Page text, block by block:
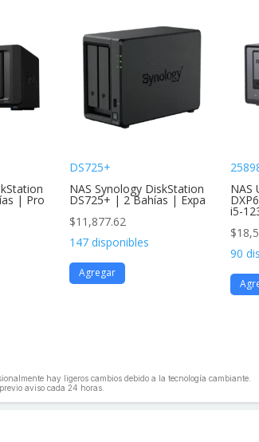
| Pro
DS725+
NAS Synology DiskStation
DS725+ | 2 Bahías | Expa
$11,877.62
147 disponibles
Agregar
NAS
i5-
$
90
hay ligeros cambios debido a la tecnología cambiante.
aviso cada 24 horas.